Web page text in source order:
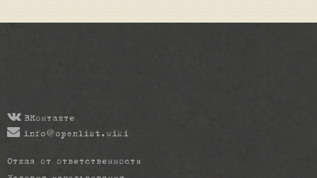
ВКонтакте
info@openlist.wiki
Отказ от ответственности